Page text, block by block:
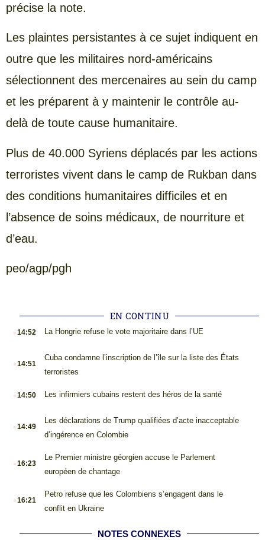
précise la note.
Les plaintes persistantes à ce sujet indiquent en
outre que les militaires nord-américains
sélectionnent des mercenaires au sein du camp
et les préparent à y maintenir le contrôle au-
delà de toute cause humanitaire.
Plus de 40.000 Syriens déplacés par les actions
terroristes vivent dans le camp de Rukban dans
des conditions humanitaires difficiles et en
l’absence de soins médicaux, de nourriture et
d’eau.
peo/agp/pgh
EN CONTINU
.14:52 La Hongrie refuse le vote majoritaire dans l’UE
.14:51
Cuba condamne l’inscription de l’île sur la liste des États
terroristes
.14:50 Les infirmiers cubains restent des héros de la santé
.14:49
Les déclarations de Trump qualifiées d’acte inacceptable
d’ingérence en Colombie
.16:23
Le Premier ministre géorgien accuse le Parlement
européen de chantage
.16:21
Petro refuse que les Colombiens s’engagent dans le
conflit en Ukraine
NOTES CONNEXES